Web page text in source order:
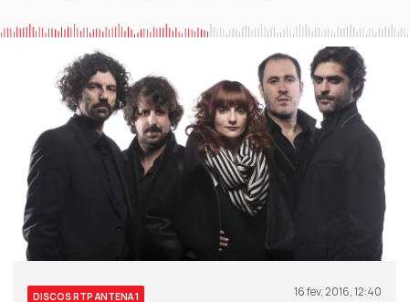
DISCOS RTP ANTENA 1 16 fev, 2016, 12:40